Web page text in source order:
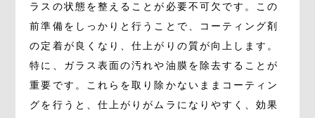
ラスの状態を整えることが必要不可欠です。この
前準備をしっかりと行うことで、コーティング剤
の定着が良くなり、仕上がりの質が向上します。
特に、ガラス表面の汚れや油膜を除去することが
重要です。これらを取り除かないままコーティン
グを行うと、仕上がりがムラになりやすく、効果